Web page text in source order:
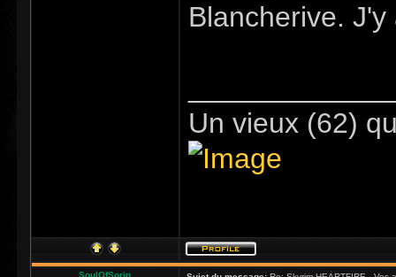
Blancherive.
Un vieux (62)
SoulOfSorin